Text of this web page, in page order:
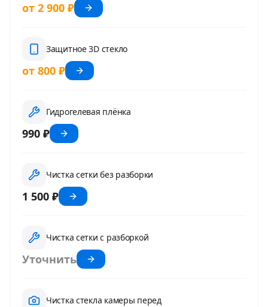
от 2 900 ₽
Защитное 3D стекло
от 800 ₽
Гидрогелевая плёнка
990 ₽
Чистка сетки без разборки
1 500 ₽
Чистка сетки с разборкой
Уточнить
Чистка стекла камеры перед